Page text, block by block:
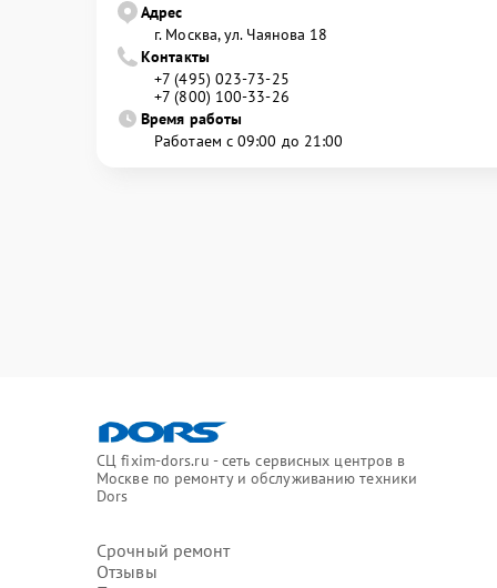
Адрес
г. Москва, ул. Чаянова 18
Контакты
+7 (495) 023-73-25
+7 (800) 100-33-26
Время работы
Работаем с 09:00 до 21:00
СЦ fixim-dors.ru - сеть сервисных центров в
Москве по ремонту и обслуживанию техники
Dors
Срочный ремонт
Отзывы